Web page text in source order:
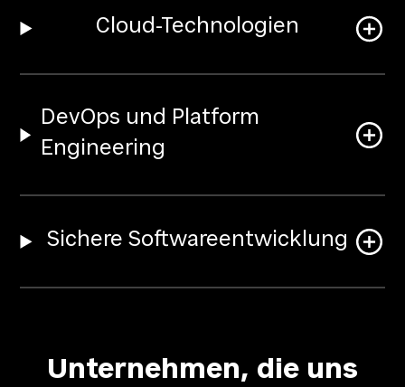
Cloud-Technologien
DevOps und Platform
Engineering
Sichere Softwareentwicklung
Unternehmen, die uns